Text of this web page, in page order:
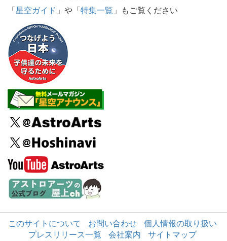
「星空ガイド 」や「特集一覧 」もご覧ください
このサイトについて お問い合わせ
個人情報の取り扱い
プレスリリース一覧
会社案内 サイトマップ